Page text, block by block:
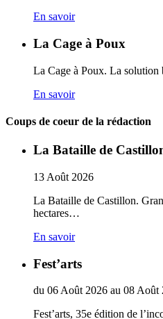
En savoir
La Cage à Poux
La Cage à Poux. La
En savoir
Coups de coeur de la rédaction
La Bataille de
13 Août 2026
La Bataille de Castillon.
hectares…
En savoir
Fest’arts
du 06 Août 2026 au 08 Août
Fest’arts, 35e édition de